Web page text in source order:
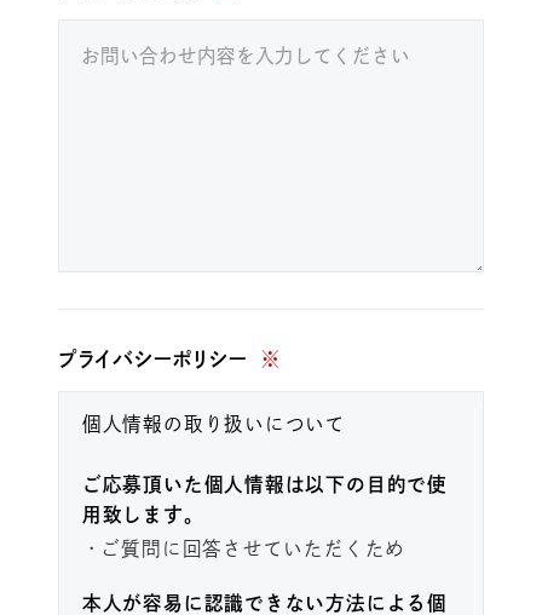
プライバシーポリシー ※
個人情報の取り扱いについて
ご応募頂いた個人情報は以下の目的で使
用致します。
ご質問に回答させていただくため
本人が容易に認識できない方法による個